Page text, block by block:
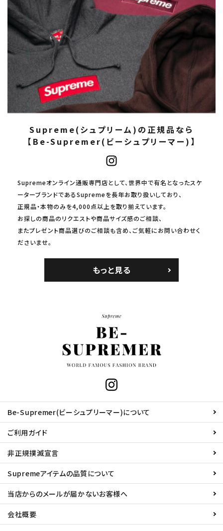
Supreme(シュプリーム)の正規品なら
【Be-Supremer(ビーシュプリーマー)】
Supremeオンライン通販専門店として、世界中で有名となったスケ
ーターブランドであるSupremeを長年お取り扱いしており、
正規品・本物のみを4,000点以上を取り揃えています。
お探しの商品のリクエストや商品サイズ感のご相談、
またプレゼント商品選びのご相談も含め、ご気軽にお問い合わせく
ださいませ。
もっと見る
Be-Supremer(ビーシュプリーマー)について
ご利用ガイド
非正規撲滅宣言
Supremeアイテムの品質について
当店からのメールが届かないお客様へ
会社概要